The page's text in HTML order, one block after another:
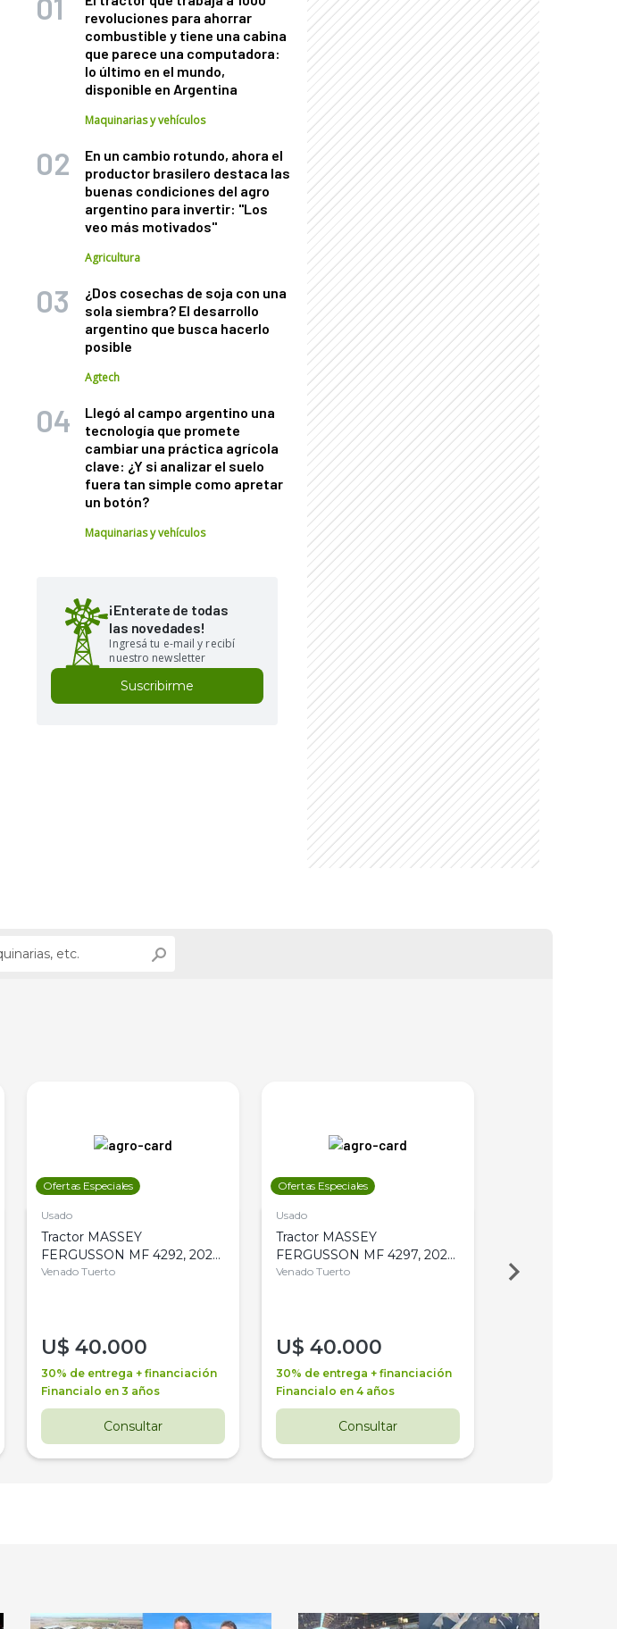
revoluciones para ahorrar
combustible y tiene una cabina
que parece una computadora:
lo último en el mundo,
disponible en Argentina
Maquinarias y vehículos
En un cambio rotundo, ahora el
productor brasilero destaca las
buenas condiciones del agro
argentino para invertir: "Los
veo más motivados"
Agricultura
¿Dos cosechas de soja con una
sola siembra? El desarrollo
argentino que busca hacerlo
posible
Agtech
Llegó al campo argentino una
tecnología que promete
cambiar una práctica agrícola
clave: ¿Y si analizar el suelo
fuera tan simple como apretar
un botón?
Maquinarias y vehículos
¡Enterate de todas
las novedades!
Ingresá tu e-mail y recibí
nuestro newsletter
Suscribirme
Ofertas Especiales
Usado
Tractor MASSEY
FERGUSSON MF 4292, 2020,
4WD, PATON
Venado Tuerto
U$ 40.000
30% de entrega + financiación
Financialo en 3 años
Consultar
Ofertas Especiales
Usado
Tractor MASSEY
FERGUSSON MF 4297, 2020,
4WD, PATON
Venado Tuerto
U$ 40.000
30% de entrega + financiación
Financialo en 4 años
Consultar
Venado Tuerto